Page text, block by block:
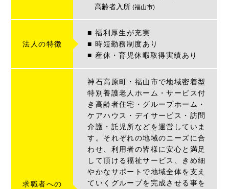
高齢者入所(福山市)
法人の特徴
■ 福利厚生が充実
■ 時短勤務制度あり
■ 産休・育児休暇取得実績あり
求職者への
神石高原町・福山市で地域密着型
特別養護老人ホーム・サービス付
き高齢者住宅・グループホーム・
ケアハウス・デイサービス・訪問
介護・託児所などを運営していま
す。それぞれの地域のニーズに合
わせ、利用者の皆様に安心と満足
して頂ける福祉サービス、きめ細
やかなサポートで地域全体を支え
ていくグループを完成させる事を